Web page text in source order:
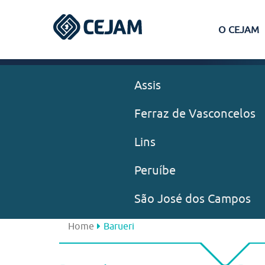
O CEJAM
Assis
Ferraz de Vasconcelos
Lins
Peruíbe
São José dos Campos
Home Barueri